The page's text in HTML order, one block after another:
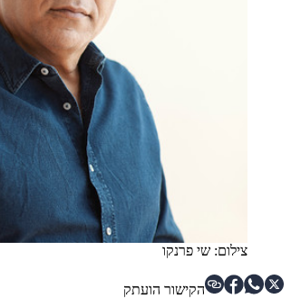
צילום: שי פרנקו
הקישור הועתק